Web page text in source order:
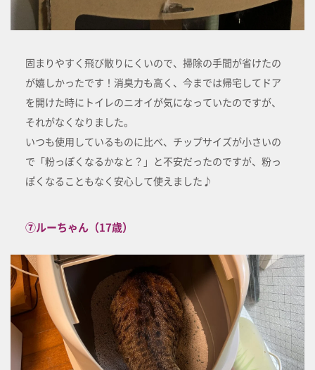
固まりやすく飛び散りにくいので、掃除の手間が省けたの
が嬉しかったです！消臭力も高く、今までは帰宅してドア
を開けた時にトイレのニオイが気になっていたのですが、
それがなくなりました。
いつも使用しているものに比べ、チップサイズが小さいの
で「粉っぽくなるかなと？」と不安だったのですが、粉っ
ぽくなることもなく安心して使えました♪
⑦ルーちゃん（17歳）